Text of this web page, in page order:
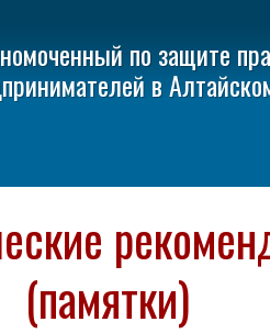
по защите
в
(памятки)